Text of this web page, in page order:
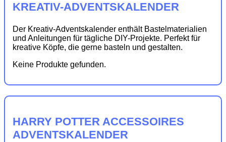
KREATIV-ADVENTSKALENDER
Der Kreativ-Adventskalender enthält Bastelmaterialien
und Anleitungen für tägliche DIY-Projekte. Perfekt für
kreative Köpfe, die gerne basteln und gestalten.
Keine Produkte gefunden.
HARRY POTTER ACCESSOIRES
ADVENTSKALENDER